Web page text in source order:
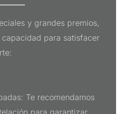
y grandes premios,
capacidad para satisfacer
Te recomendamos
para garantizar